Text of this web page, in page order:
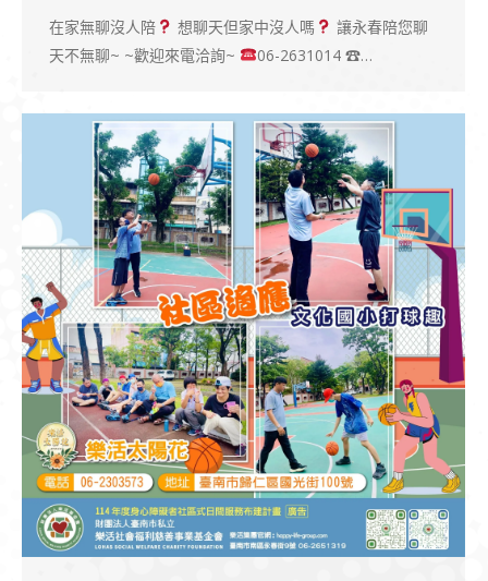
在家無聊沒人陪 想聊天但家中沒人嗎
讓永春陪您聊
天不無聊~ ~歡迎來電洽詢~
06-2631014 ☎…